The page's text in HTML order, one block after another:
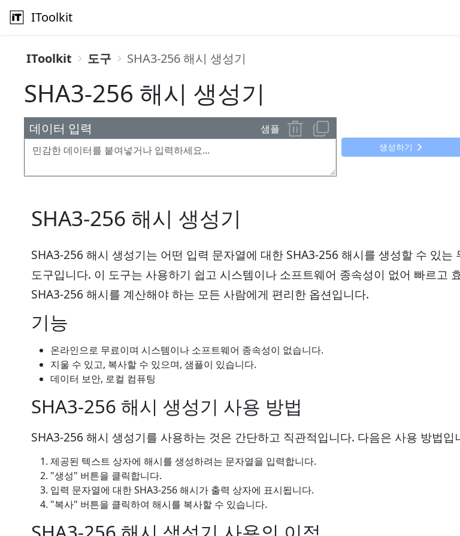
IToolkit
IToolkit 도구 SHA3-256 해시 생성기
SHA3-256 해시 생성기
데이터 입력 샘플
생성하기
SHA3-256 해시 생성기
SHA3-256 해시 생성기는 어떤 입력 문자열에 대한 SHA3-256 해시를 생성할 수 있는
도구입니다. 이 도구는 사용하기 쉽고 시스템이나 소프트웨어 종속성이 없어 빠르고
SHA3-256 해시를 계산해야 하는 모든 사람에게 편리한 옵션입니다.
기능
온라인으로 무료이며 시스템이나 소프트웨어 종속성이 없습니다.
지울 수 있고, 복사할 수 있으며, 샘플이 있습니다.
데이터 보안, 로컬 컴퓨팅
SHA3-256 해시 생성기 사용 방법
SHA3-256 해시 생성기를 사용하는 것은 간단하고 직관적입니다. 다음은 사용 방법입
제공된 텍스트 상자에 해시를 생성하려는 문자열을 입력합니다.
"생성" 버튼을 클릭합니다.
입력 문자열에 대한 SHA3-256 해시가 출력 상자에 표시됩니다.
"복사" 버튼을 클릭하여 해시를 복사할 수 있습니다.